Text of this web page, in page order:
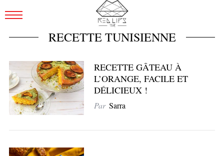
RECETTE TUNISIENNE
RECETTE GÂTEAU À
L’ORANGE, FACILE ET
DÉLICIEUX !
Par Sarra